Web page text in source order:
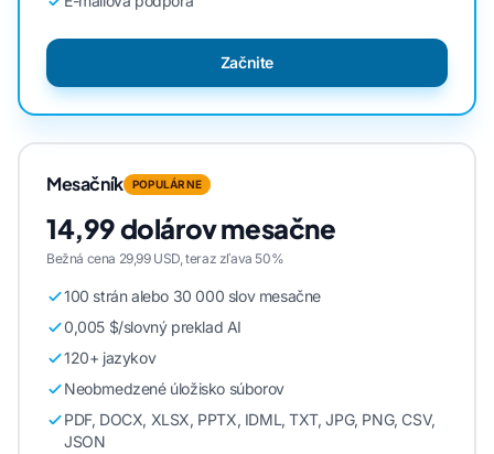
Začnite
Mesačník POPULÁRNE
14,99 dolárov mesačne
Bežná cena 29,99 USD, teraz zľava 50%
100 strán alebo 30 000 slov mesačne
0,005 $/slovný preklad AI
120+ jazykov
Neobmedzené úložisko súborov
PDF, DOCX, XLSX, PPTX, IDML, TXT, JPG, PNG, CSV,
JSON